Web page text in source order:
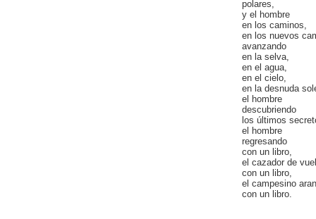
polares,
y el hombre
en los caminos,
en los nuevos
avanzando
en la selva,
en el agua,
en el cielo,
en la desnuda
el hombre
descubriendo
los últimos
el hombre
regresando
con un libro,
el cazador de
con un libro,
el campesino
con un libro.